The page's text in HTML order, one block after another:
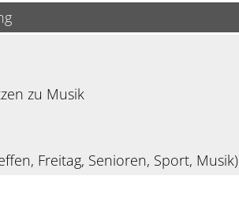
zu Musik
Freitag, Senioren, Sport, Musik)